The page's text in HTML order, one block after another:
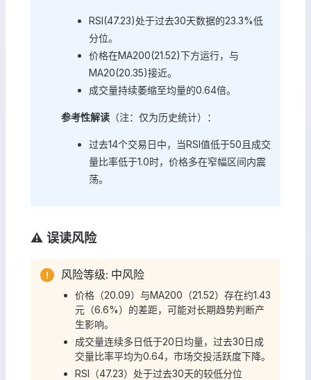
RSI(47.23)处于过去30天数据的23.3%低
分位。
价格在MA200(21.52)下方运行，与
MA20(20.35)接近。
成交量持续萎缩至均量的0.64倍。
参考性解读 （注：仅为历史统计）：
过去14个交易日中，当RSI值低于50且成交
量比率低于1.0时，价格多在窄幅区间内震
荡。
⚠️ 误读风险
风险等级: 中风险
价格（20.09）与MA200（21.52）存在约1.43
元（6.6%）的差距，可能对长期趋势判断产
生影响。
成交量连续多日低于20日均量，过去30日成
交量比率平均为0.64，市场交投活跃度下降。
RSI（47.23）处于过去30天的较低分位